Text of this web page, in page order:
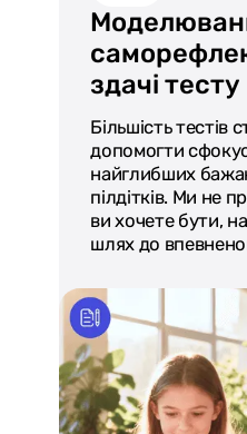
здачі тесту
Більшість тестів
допомогти
найглибших
пілдітків. Ми не
ви хочете бути,
шлях до